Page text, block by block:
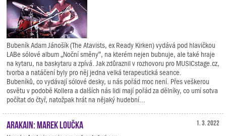
Bubeník Adam Jánošík (The Atavists, ex Ready Kirken) vydává pod hlavičkou
LABe sólové album „Noční směny“, na kterém nejen bubnuje, ale také hraje
na kytaru, na baskytaru a zpívá. Jak zdůraznil v rozhovoru pro MUSICstage.cz,
tvorba a natáčení byly pro něj jedna velká terapeutická seance.
Bubeníků, co vydávají sólové desky, u nás pořád moc není. Přes veškerou
osvětu v podobě Kollera a dalších nás lidi mají pořád za dělníky, co umí sotva
počítat do čtyř, natožpak hrát na nějaký hudební...
1. 3. 2022
Arakain: Marek Loučka